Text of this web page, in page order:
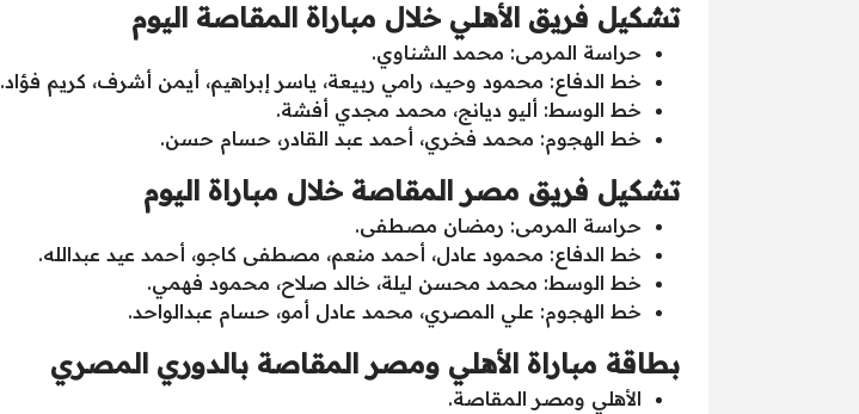
تشكيل فريق الأهلي خلال مباراة المقاصة اليوم
حراسة المرمى: محمد الشناوي.
خط الدفاع: محمود وحيد، رامي ربيعة، ياسر إبراهيم، أيمن أشرف، كريم فؤاد.
خط الوسط: أليو ديانج، محمد مجدي أفشة.
خط الهجوم: محمد فخري، أحمد عبد القادر، حسام حسن.
تشكيل فريق مصر المقاصة خلال مباراة اليوم
حراسة المرمى: رمضان مصطفى.
خط الدفاع: محمود عادل، أحمد منعم، مصطفى كاجو، أحمد عيد عبدالله.
خط الوسط: محمد محسن ليلة، خالد صلاح، محمود فهمي.
خط الهجوم: علي المصري، محمد عادل أمو، حسام عبدالواحد.
بطاقة مباراة الأهلي ومصر المقاصة بالدوري المصري
الأهلي ومصر المقاصة.